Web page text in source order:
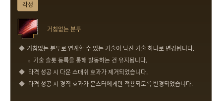
각성
거침없는 분투
거침없는 분투로 연계할 수 있는 기술이 낙진 기술 하나로 변경됩니다.
기술 슬롯 등록을 통해 발동하는 건 유지됩니다.
타격 성공 시 다운 스매쉬 효과가 제거되었습니다.
타격 성공 시 경직 효과가 몬스터에게만 적용되도록 변경되었습니다.